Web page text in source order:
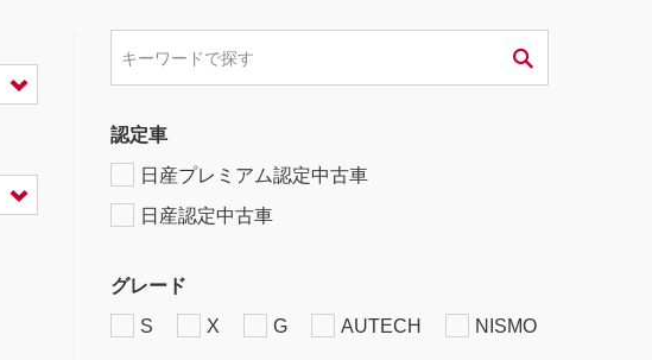
認定車
日産プレミアム認定中古車
日産認定中古車
グレード
S
X G AUTECH NISMO